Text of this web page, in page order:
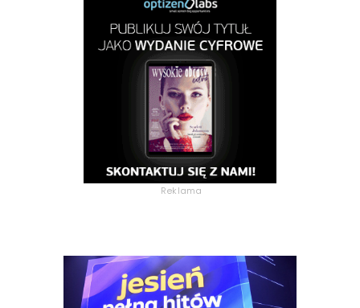
Reklama